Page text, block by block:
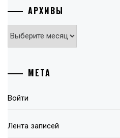
АРХИВЫ
Архивы
МЕТА
Войти
Лента записей